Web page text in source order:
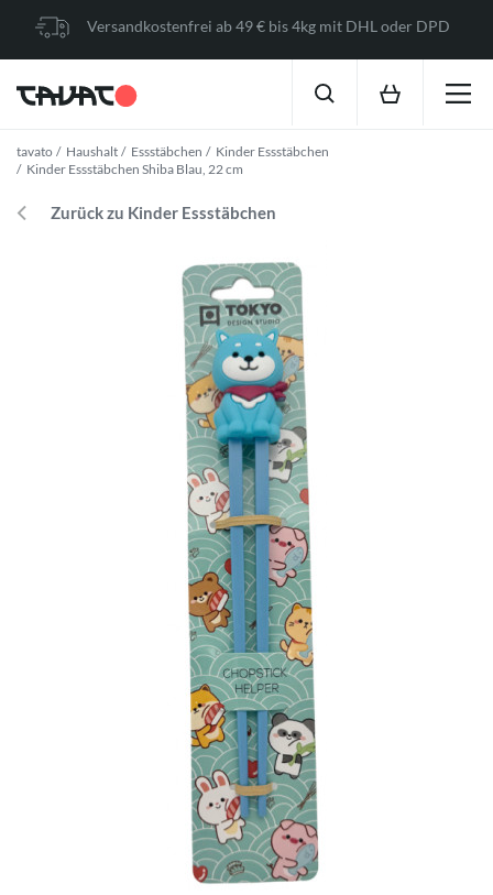
Versandkostenfrei ab 49 € bis 4kg mit DHL oder DPD
tavato Haushalt Essstäbchen
Kinder Essstäbchen
Kinder Essstäbchen Shiba Blau, 22 cm
Zurück zu Kinder Essstäbchen